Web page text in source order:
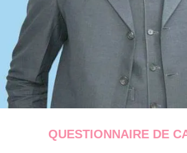
QUESTIONNAIRE DE